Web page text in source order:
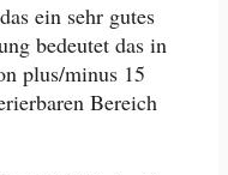
ein sehr gutes
bedeutet das in
plus/minus 15
Bereich